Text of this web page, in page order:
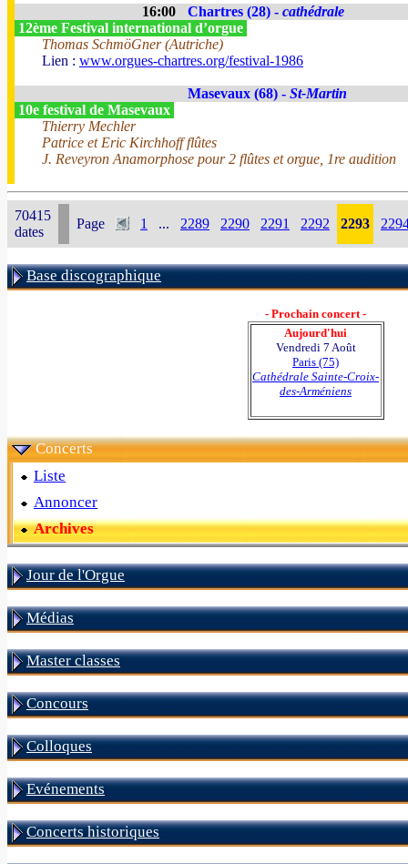
16:00 Chartres (28) - cathédrale
12ème Festival international d’orgue
Thomas SchmöGner (Autriche)
Lien : www.orgues-chartres.org/festival-1986
Masevaux (68) - St-Martin
10e festival de Masevaux
Thierry Mechler
Patrice et Eric Kirchhoff flûtes
J. Reveyron Anamorphose pour 2 flûtes et orgue, 1re audition
70415
dates
Page 1 ... 2289 2290 2291 2292 2293
Base discographique
- Prochain concert -
Aujourd'hui
Vendredi 7 Août
Paris (75)
Cathédrale Sainte-Croix-
des-Arméniens
Concerts
Liste
Annoncer
Archives
Jour de l'Orgue
Médias
Master classes
Concours
Colloques
Evénements
Concerts historiques